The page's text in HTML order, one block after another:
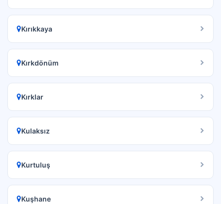
Kırıkkaya
Kırkdönüm
Kırklar
Kulaksız
Kurtuluş
Kuşhane